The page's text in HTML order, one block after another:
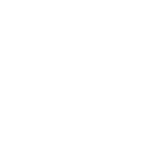
심리 마케팅
심리 마케팅
에필로그 | 심